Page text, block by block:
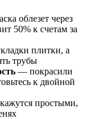
облезет через
50% к счетам за
плитки, а
трубы
— покрасили
к двойной
простыми,